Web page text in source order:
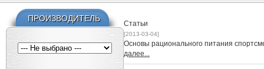
ПРОИЗВОДИТЕЛЬ
Статьи
[2013-03-04]
Основы рационального питания
далее...